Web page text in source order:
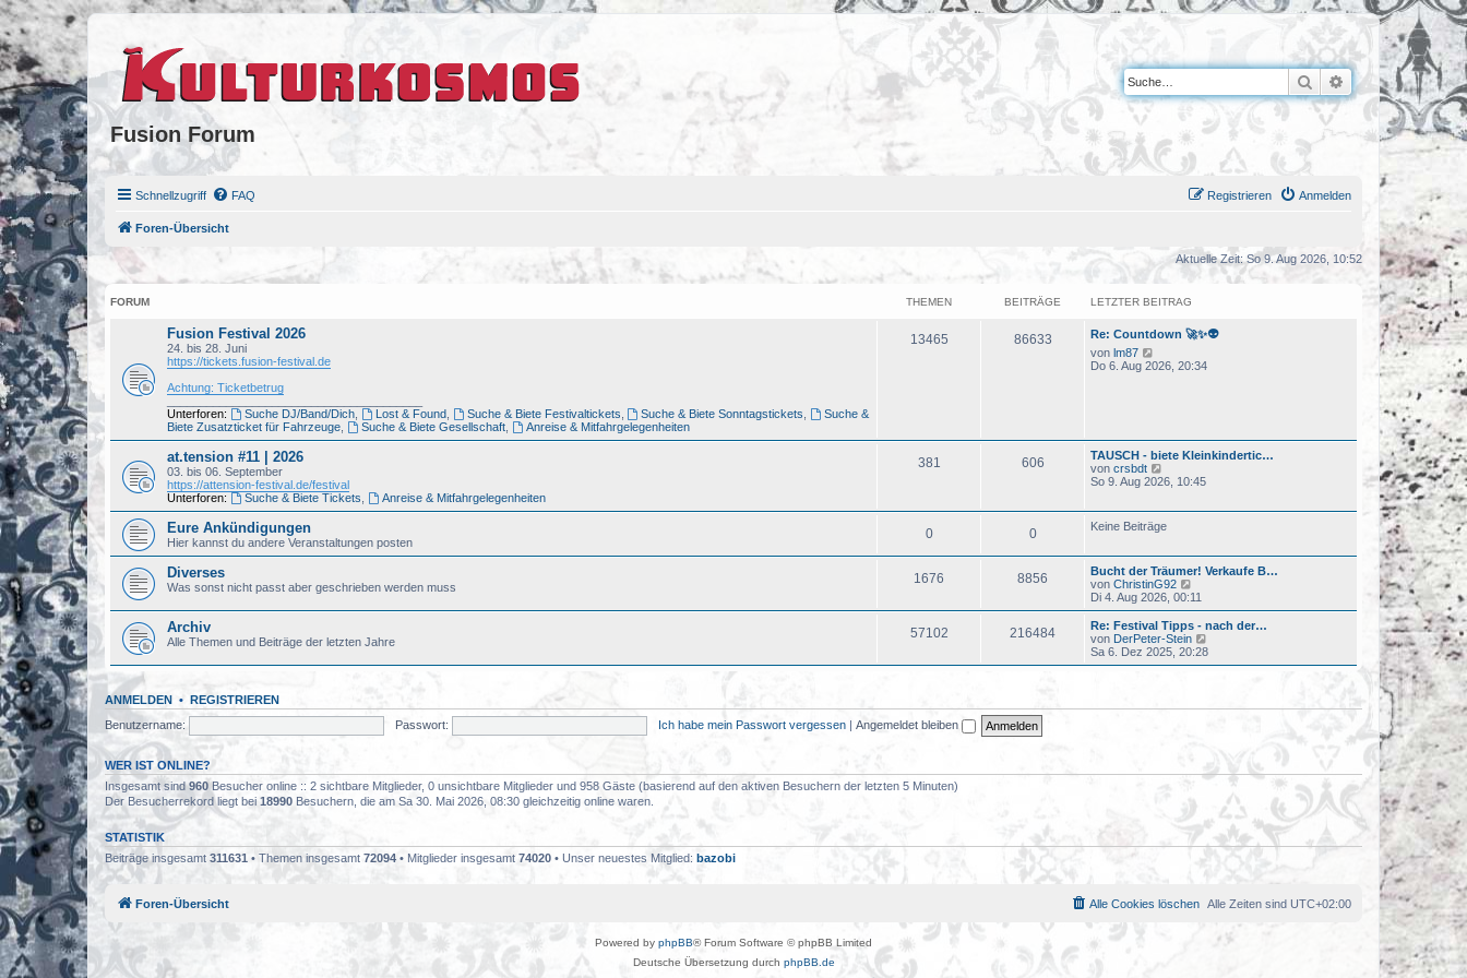
Fusion Forum
Suche Erweiterte Suche
Schnellzugriff FAQ Anmelden
Registrieren
Foren-Übersicht
Aktuelle Zeit: So 9. Aug 2026, 10:52
FORUM THEMEN BEITRÄGE LETZTER BEITRAG
Fusion Festival 2026
24. bis 28. Juni
https://tickets.fusion-festival.de
Achtung: Ticketbetrug
Unterforen:
Suche DJ/Band/Dich, Lost & Found, Suche & Biete Festivaltickets Suche & Biete Sonntagstickets
Suche &
Biete Zusatzticket für Fahrzeuge
Suche & Biete Gesellschaft, Anreise & Mitfahrgelegenheiten
13465 86633
Re: Countdown 🚀✨👽
von lm87
e
r
B
e
i
r
a
g
Do 6. Aug 2026, 20:34
at.tension #11 | 2026
03. bis 06. September
https://attension-festival.de/festival
Unterforen:
Suche & Biete Tickets Anreise & Mitfahrgelegenheiten
381 606
TAUSCH - biete Kleinkindertic…
von crsbdt
e
t
r
B
e
i
t
r
a
g
So 9. Aug 2026, 10:45
Eure Ankündigungen
Hier kannst du andere Veranstaltungen posten
0 0 Keine Beiträge
Diverses
Was sonst nicht passt aber geschrieben werden muss
1676 8856
Bucht der Träumer! Verkaufe B…
von ChristinG92
e
u
e
s
t
i
Di 4. Aug 2026, 00:11
Archiv
Alle Themen und Beiträge der letzten Jahre
57102 216484
Re: Festival Tipps - nach der…
von DerPeter-Stein
e
u
t
g
Sa 6. Dez 2025, 20:28
ANMELDEN • REGISTRIEREN
Benutzername:
Passwort: Ich habe mein Passwort vergessen | Angemeldet bleiben
WER IST ONLINE?
Insgesamt sind960Besucher online :: 2 sichtbare Mitglieder, 0 unsichtbare Mitglieder und 958 Gäste (basierend auf den aktiven Besuchern der letzten 5 Minuten)
Der Besucherrekord liegt bei 18990 Besuchern, die am Sa 30. Mai 2026, 08:30 gleichzeitig online waren.
STATISTIK
Beiträge insgesamt 311631 • Themen insgesamt 72094 • Mitglieder insgesamt 74020 • Unser neuestes Mitglied: bazobi
Foren-Übersicht Alle Zeiten sind UTC+02:00
Alle Cookies löschen
Powered by phpBB® Forum Software © phpBB Limited
Deutsche Übersetzung durch phpBB.de